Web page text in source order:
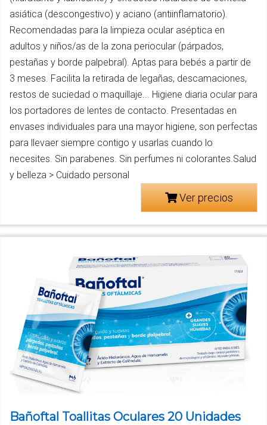
asiática (descongestivo) y aciano (antiinflamatorio).
Recomendadas para la limpieza ocular aséptica en
adultos y niños/as de la zona periocular (párpados,
pestañas y borde palpebral). Aptas para bebés a partir de
3 meses. Facilita la retirada de legañas, descamaciones,
restos de suciedad o maquillaje... Higiene diaria ocular para
los portadores de lentes de contacto. Presentadas en
envases individuales para una mayor higiene, son perfectas
para llevaer siempre contigo y usarlas cuando lo
necesites. Sin parabenes. Sin perfumes ni colorantes.Salud
y belleza > Cuidado personal
Ver precios
Bañoftal Toallitas Oculares 20 Unidades